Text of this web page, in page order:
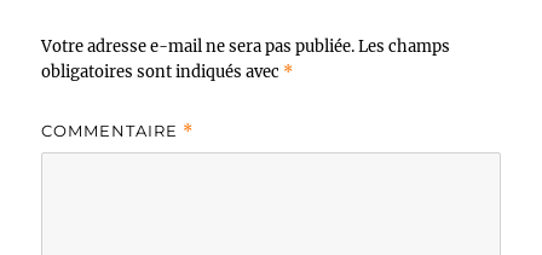
Votre adresse e-mail ne sera pas publiée. Les champs
obligatoires sont indiqués avec *
COMMENTAIRE *